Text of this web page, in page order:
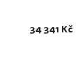
34 341 Kč